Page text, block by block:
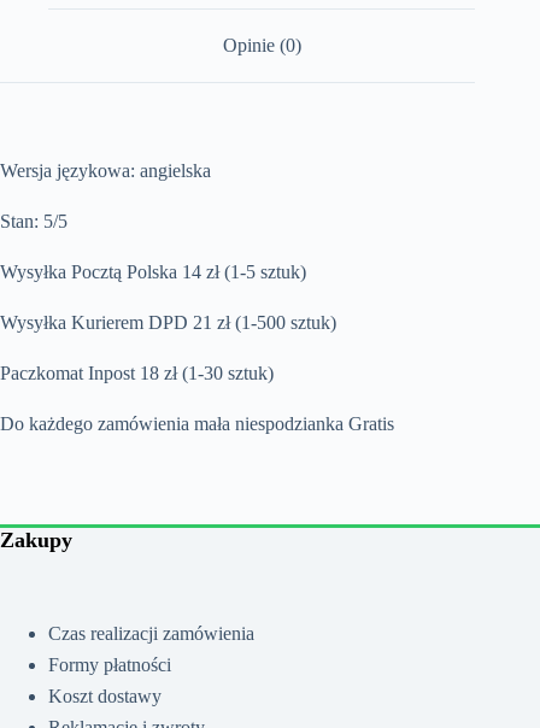
Opinie (0)
Wersja językowa: angielska
Stan: 5/5
Wysyłka Pocztą Polska 14 zł (1-5 sztuk)
Wysyłka Kurierem DPD 21 zł (1-500 sztuk)
Paczkomat Inpost 18 zł (1-30 sztuk)
Do każdego zamówienia mała niespodzianka Gratis
Zakupy
Czas realizacji zamówienia
Formy płatności
Koszt dostawy